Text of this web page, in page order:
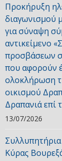
Προκήρυξη
διαγωνισμού
για σύναψη
αντικείμενο
προσβάσεων
που αφορούν
ολοκλήρωση
οικισμού
Δραπανιά επί
13/07/2026
Συλλυπητήρια
Κύρας